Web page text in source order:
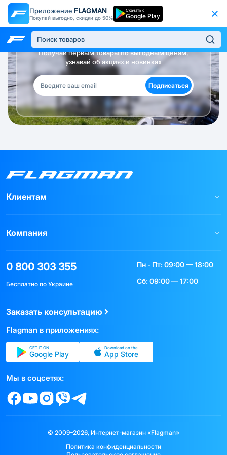
Приложение FLAGMAN
Покупай выгодно, скидки до 50%
Скачать с
Google Play
Будь в курсе!
Получай первым товары по выгодным ценам,
узнавай об акциях и новинках
Подписаться
Клиентам
Компания
0 800 303 355
Бесплатно по Украине
Пн - Пт: 09:00 — 18:00
Сб: 09:00 — 17:00
Заказать консультацию
Flagman в приложениях:
GET IT ON
Google Play
Download on the
App Store
Мы в соцсетях:
© 2009–2026, Интернет-магазин «Flagman»
Политика конфиденциальности